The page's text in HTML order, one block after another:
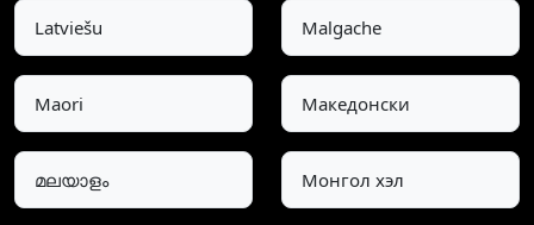
Latviešu Malgache
Maori Македонски
മലയാളം Монгол хэл